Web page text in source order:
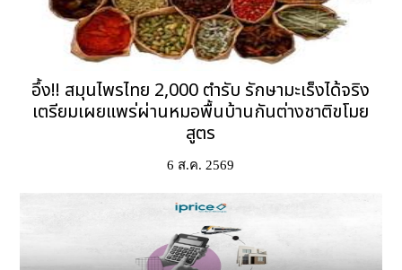
อึ้ง!! สมุนไพรไทย 2,000 ตำรับ รักษามะเร็งได้จริง
เตรียมเผยแพร่ผ่านหมอพื้นบ้านกันต่างชาติขโมย
สูตร
6 ส.ค. 2569